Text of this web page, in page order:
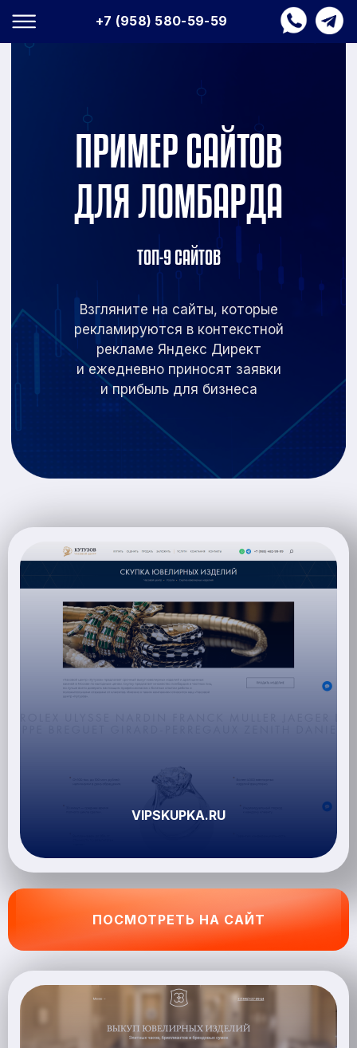
+7 (958) 580-59-59
ПРИМЕР САЙТОВ
ДЛЯ ЛОМБАРДА
ТОП-9 САЙТОВ
Взгляните на сайты, которые
рекламируются в контекстной
рекламе Яндекс Директ
и ежедневно приносят заявки
и прибыль для бизнеса
VIPSKUPKA.RU
ПОСМОТРЕТЬ НА САЙТ